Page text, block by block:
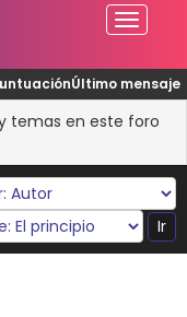
Último mensaje
temas en este foro